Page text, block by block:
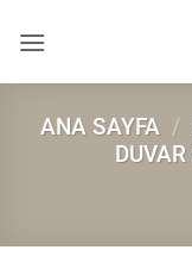
atla
ANA SAYFA /